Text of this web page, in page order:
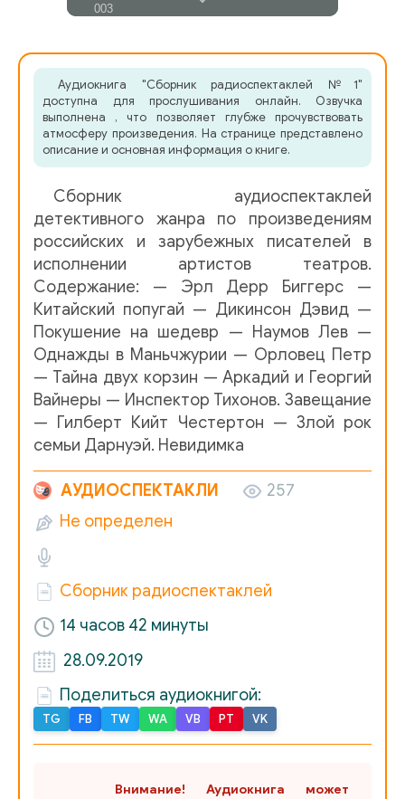
003
006
007
009
011
012
013
014
015
Аркадий и Георгий Вайнеры - Инспектор Тихонов.
Аудиокнига "Сборник радиоспектаклей №1"
доступна для прослушивания онлайн. Озвучка
выполнена , что позволяет глубже прочувствовать
атмосферу произведения. На странице представлено
описание и основная информация о книге.
Cборник аудиоспектаклей
детективного жанра по произведениям
российских и зарубежных писателей в
исполнении артистов театров.
Содержание: — Эрл Дерр Биггерс —
Китайский попугай — Дикинсон Дэвид —
Покушение на шедевр — Наумов Лев —
Однажды в Маньчжурии — Орловец Петр
— Тайна двух корзин — Аркадий и Георгий
Вайнеры — Инспектор Тихонов. Завещание
— Гилберт Кийт Честертон — Злой рок
семьи Дарнуэй. Невидимка
АУДИОСПЕКТАКЛИ
257
Не определен
Сборник радиоспектаклей
14 часов 42 минуты
28.09.2019
Поделиться аудиокнигой:
TG FB TW WA VB PT VK
Внимание! Аудиокнига может